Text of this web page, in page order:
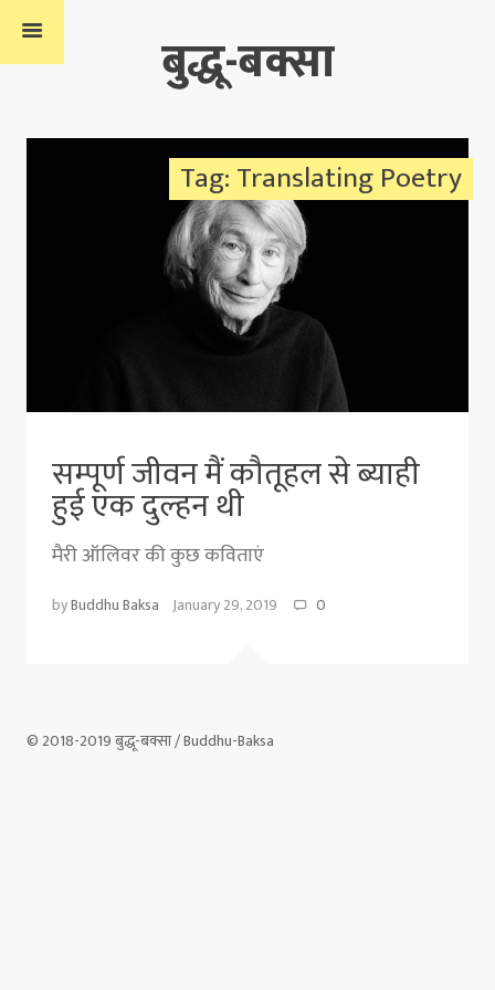
बुद्धू-बक्सा
Tag: Translating Poetry
सम्पूर्ण जीवन मैं कौतूहल से ब्याही
हुई एक दुल्हन थी
मैरी ऑलिवर की कुछ कविताएं
byBuddhu Baksa January 29, 2019 0
© 2018-2019 बुद्धू-बक्सा / Buddhu-Baksa